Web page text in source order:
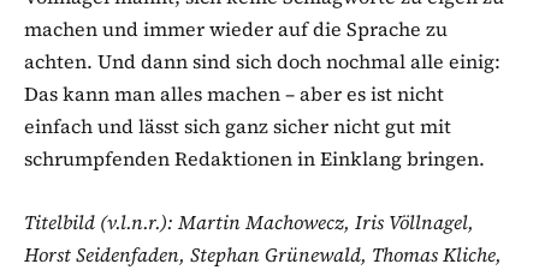
machen und immer wieder auf die Sprache zu
achten. Und dann sind sich doch nochmal alle einig:
Das kann man alles machen – aber es ist nicht
einfach und lässt sich ganz sicher nicht gut mit
schrumpfenden Redaktionen in Einklang bringen.
Titelbild (v.l.n.r.): Martin Machowecz, Iris Völlnagel,
Horst Seidenfaden, Stephan Grünewald, Thomas Kliche,